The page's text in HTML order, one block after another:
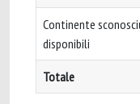
Continente
disponibili
Totale